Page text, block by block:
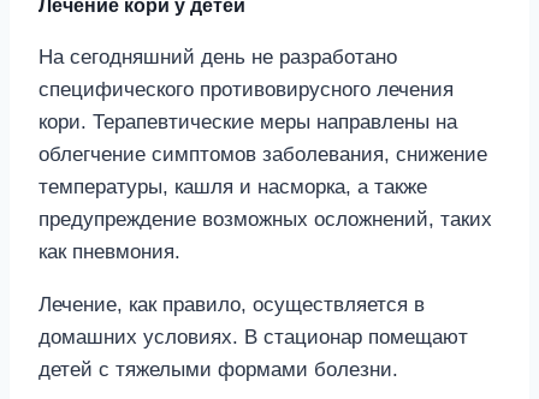
Лечение кори у детей
На сегодняшний день не разработано
специфического противовирусного лечения
кори. Терапевтические меры направлены на
облегчение симптомов заболевания, снижение
температуры, кашля и насморка, а также
предупреждение возможных осложнений, таких
как пневмония.
Лечение, как правило, осуществляется в
домашних условиях. В стационар помещают
детей с тяжелыми формами болезни.